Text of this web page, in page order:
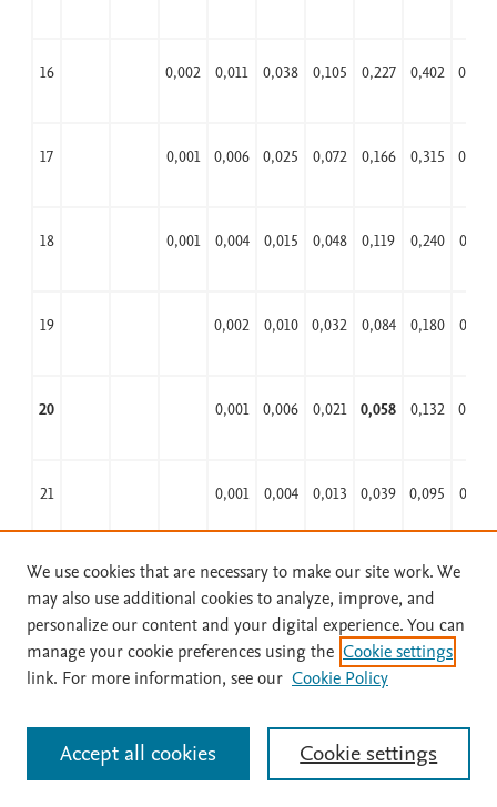
16 0,002 0,011 0,038 0,105 0,227 0,402 0,598
17 0,001 0,006 0,025 0,072 0,166 0,315 0,500
18 0,001 0,004 0,015 0,048 0,119 0,240 0,407
19 0,002 0,010 0,032 0,084 0,180 0,324
20 0,001 0,006 0,021 0,058 0,132 0,252
21 0,001 0,004 0,013 0,039 0,095 0,192
22 0,002 0,008 0,026 0,067 0,143
23 0,001 0,005 0,017 0,047
0,003 0,011 0,032
We use cookies that are necessary to make our site work. We
may also use additional cookies to analyze, improve, and
personalize our content and your digital experience. You can
manage your cookie preferences using the Cookie settings
link. For more information, see our Cookie Policy
Cookie settings
Accept all cookies